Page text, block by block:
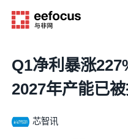
Q1净利暴涨
2027年产能已被
芯智讯